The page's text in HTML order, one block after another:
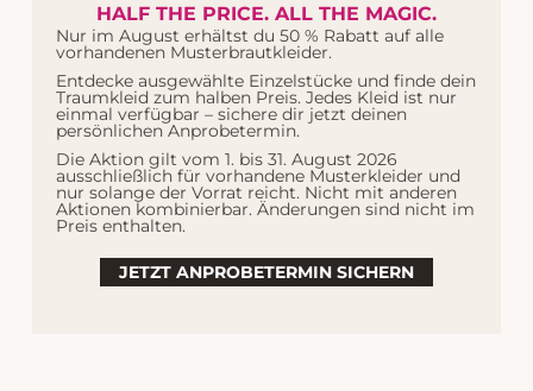
Wunderschöne Real Bride
HALF THE PRICE. ALL THE MAGIC.
Nur im August erhältst du 50 % Rabatt auf alle
vorhandenen Musterbrautkleider.
Entdecke ausgewählte Einzelstücke und finde dein
Traumkleid zum halben Preis. Jedes Kleid ist nur
einmal verfügbar – sichere dir jetzt deinen
persönlichen Anprobetermin.
Die Aktion gilt vom 1. bis 31. August 2026
ausschließlich für vorhandene Musterkleider und
nur solange der Vorrat reicht. Nicht mit anderen
Aktionen kombinierbar. Änderungen sind nicht im
Preis enthalten.
JETZT ANPROBETERMIN SICHERN